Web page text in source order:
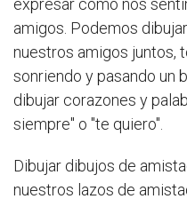
expresar cómo nos
amigos. Podemos
nuestros amigos juntos,
sonriendo y pasando un
dibujar corazones y
siempre" o "te quiero".
Dibujar dibujos de
nuestros lazos de